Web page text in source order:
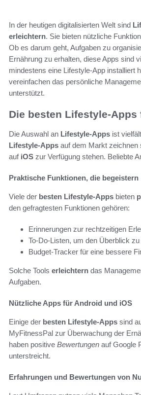
In der heutigen digitalisierten Welt sind
erleichtern. Sie bieten nützliche
Ob es darum geht, Aufgaben zu
Ernährung zu erhalten, diese Apps sind
mindestens eine Lifestyle-App installiert
vereinfachen das persönliche
unterstützt.
Die besten Lifestyle-Apps
Die Auswahl an Lifestyle-Apps ist
Lifestyle-Apps auf dem Markt zeichnen
auf iOS zur Verfügung stehen. Beliebte
Praktische Funktionen, die begeistern
Viele der besten Lifestyle-Apps bieten
den gefragtesten Funktionen gehören:
Erinnerungen zur rechtzeitigen
To-Do-Listen, um den Überblick zu
Budget-Tracker für eine bessere
Solche Tools erleichtern das
Aufgaben.
Nützliche Apps für Android und iOS
Einige der besten Lifestyle-Apps sind
MyFitnessPal zur Überwachung der
haben positive Bewertungen auf Google
unterstreicht.
Erfahrungen und Bewertungen von